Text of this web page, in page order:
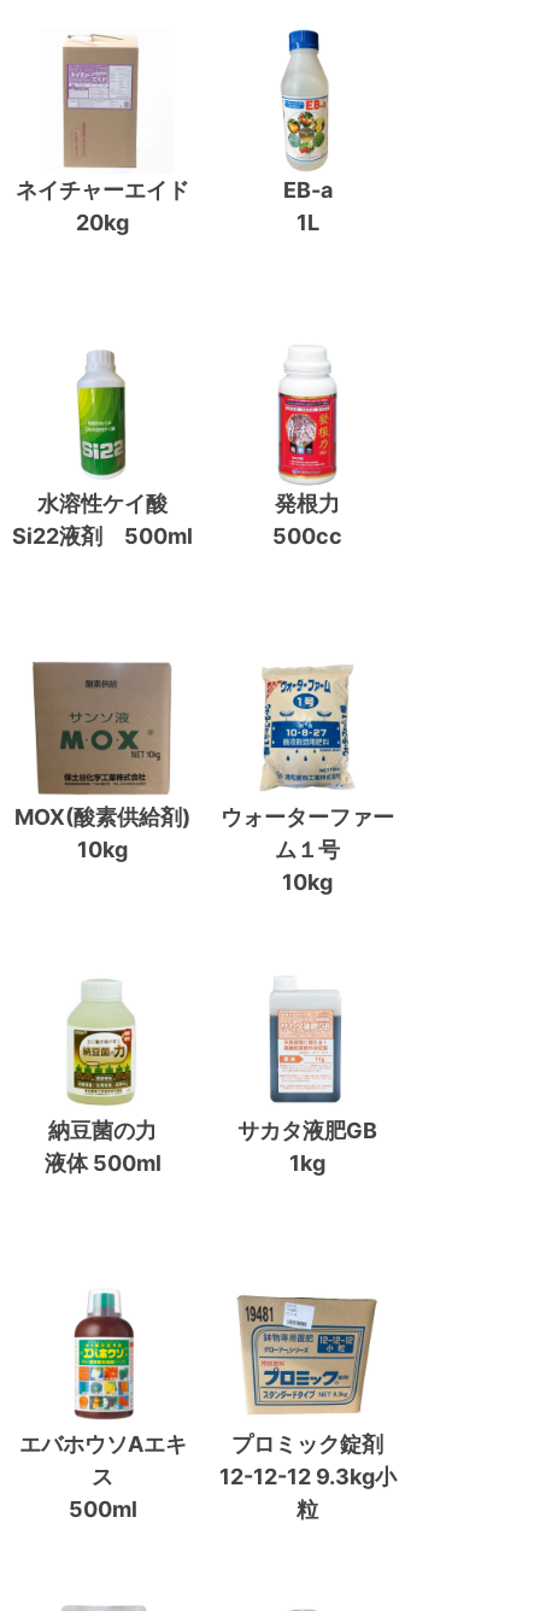
ネイチャーエイド
20kg
EB-a
1L
水溶性ケイ酸
Si22液剤 500ml
発根力
500cc
MOX(酸素供給剤)
10kg
ウォーターファー
ム１号
10kg
納豆菌の力
液体 500ml
サカタ液肥GB
1kg
エバホウソAエキ
ス
500ml
プロミック錠剤
12-12-12 9.3kg小
粒